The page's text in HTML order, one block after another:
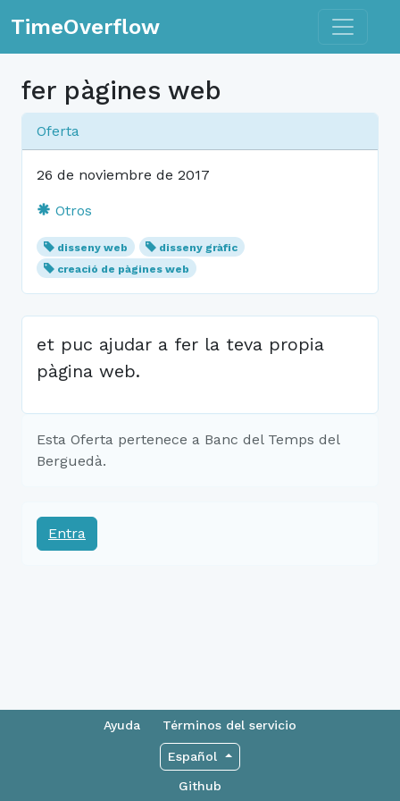
TimeOverflow Toggle
fer pàgines web
Oferta
26 de noviembre de 2017
Otros
disseny web
disseny gràfic
creació de pàgines web
et puc ajudar a fer la teva propia
pàgina web.
Esta Oferta pertenece a Banc del Temps del
Berguedà.
Entra
Ayuda Términos del servicio
Español
Github